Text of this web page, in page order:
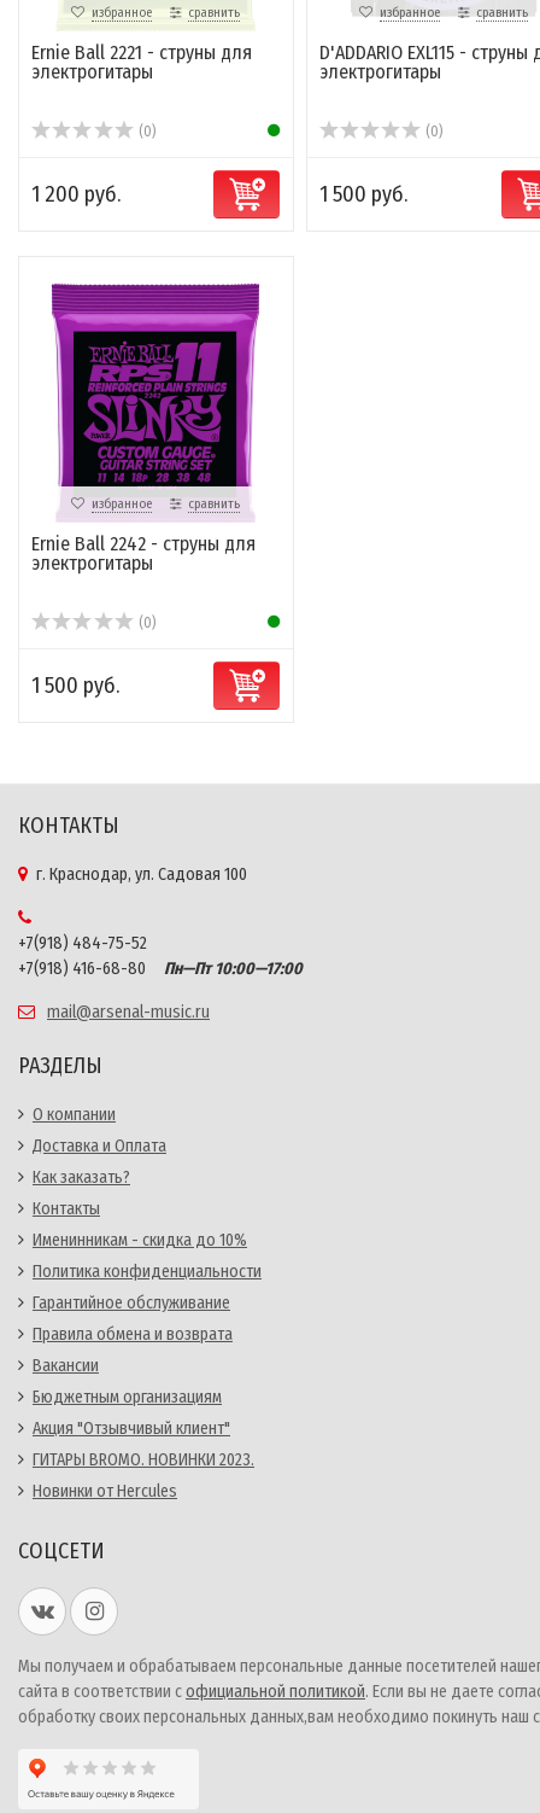
избранное сравнить
Ernie Ball 2221 - струны для
электрогитары
(0)
1 200 руб.
избранное сравнить
D'ADDARIO EXL115 - струны
электрогитары
(0)
1 500 руб.
избранное сравнить
Ernie Ball 2242 - струны для
электрогитары
(0)
1 500 руб.
КОНТАКТЫ
г. Краснодар, ул. Садовая 100
+7(918) 484-75-52
+7(918) 416-68-80
Пн—Пт 10:00—17:00
mail@arsenal-music.ru
РАЗДЕЛЫ
О компании
Доставка и Оплата
Как заказать?
Контакты
Именинникам - скидка до 10%
Политика конфиденциальности
Гарантийное обслуживание
Правила обмена и возврата
Вакансии
Бюджетным организациям
Акция "Отзывчивый клиент"
ГИТАРЫ BROMO. НОВИНКИ 2023.
Новинки от Hercules
СОЦСЕТИ
Мы получаем и обрабатываем персональные данные посетителей
сайта в соответствии софициальной политикой. Если вы не даете
обработку своих персональных данных,вам необходимо покинуть наш